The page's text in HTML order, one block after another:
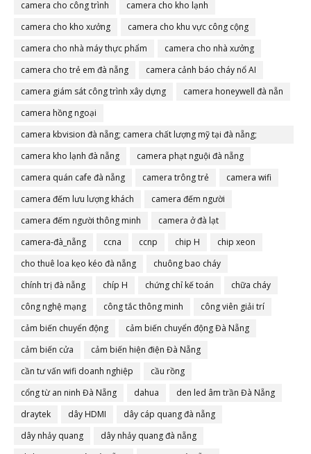
camera cho công trình
camera cho kho lạnh
camera cho kho xưởng
camera cho khu vực công cộng
camera cho nhà máy thực phẩm
camera cho nhà xưởng
camera cho trẻ em đà nẵng
camera cảnh báo cháy nổ AI
camera giám sát công trình xây dựng
camera honeywell đà nẵn
camera hồng ngoại
camera kbvision đà nẵng; camera chất lượng mỹ tại đà nẵng;
camera đà nẵng
camera kho lạnh đà nẵng
camera phạt nguội đà nẵng
camera quán cafe đà nẵng
camera trông trẻ
camera wifi
camera đếm lưu lượng khách
camera đếm người
camera đếm người thông minh
camera ở đà lạt
camera-đà_nẵng
ccna ccnp chip H
chip xeon
cho thuê loa kẹo kéo đà nẵng
chuông bao cháy
chính trị đà nẵng
chíp H chứng chỉ kế toán
chữa cháy
công nghệ mạng
công tắc thông minh
công viên giải trí
cảm biến chuyển động
cảm biến chuyển động Đà Nẵng
cảm biến cửa
cảm biến hiện điện Đà Nẵng
cần tư vấn wifi doanh nghiệp
cầu rồng
cổng từ an ninh Đà Nẵng
dahua
den led âm trần Đà Nẵng
draytek
dây HDMI
dây cáp quang đà nẵng
dây nhảy quang
dây nhảy quang đà nẵng